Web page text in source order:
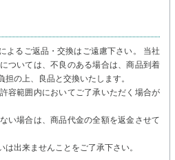
よるご返品・交換はご遠慮下さい。 当社
ついては、不良のある場合は、商品到着
の上、良品と交換いたします。
容範囲内においてご了承いただく場合が
い場合は、商品代金の全額を返金させて
出来ませんことをご了承下さい。